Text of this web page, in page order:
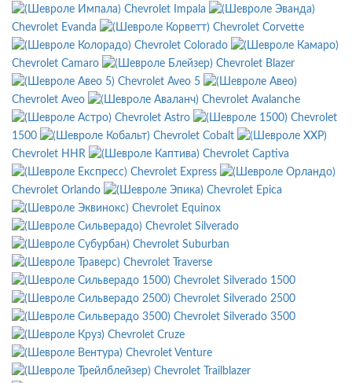
Chevrolet Impala
Chevrolet Evanda
Chevrolet Corvette
Chevrolet Colorado
Chevrolet Camaro
Chevrolet Blazer
Chevrolet Aveo 5
Chevrolet Aveo
Chevrolet Avalanche
Chevrolet Astro
Chevrolet
1500
Chevrolet Cobalt
Chevrolet HHR
Chevrolet Captiva
Chevrolet Express
Chevrolet Orlando
Chevrolet Epica
Chevrolet Equinox
Chevrolet Silverado
Chevrolet Suburban
Chevrolet Traverse
Chevrolet Silverado 1500
Chevrolet Silverado 2500
Chevrolet Silverado 3500
Chevrolet Cruze
Chevrolet Venture
Chevrolet Trailblazer